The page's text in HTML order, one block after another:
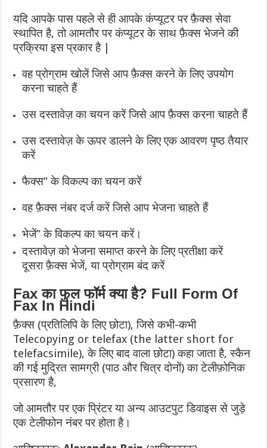
यदि आपके पास पहले से ही आपके कंप्यूटर पर फ़ैक्स सेवा
स्थापित है, तो आमतौर पर कंप्यूटर के साथ फ़ैक्स भेजने की
प्रक्रिया इस प्रकार है |
वह प्रोग्राम खोलें जिसे आप फ़ैक्स करने के लिए उपयोग
करना चाहते हैं
उस दस्तावेज़ का चयन करें जिसे आप फ़ैक्स करना चाहते हैं
उस दस्तावेज़ के ऊपर डालने के लिए एक आवरण पृष्ठ तैयार
करें
फैक्स” के विकल्प का चयन करें
वह फ़ैक्स नंबर दर्ज करें जिसे आप भेजना चाहते हैं
भेजें” के विकल्प का चयन करें।
दस्तावेज़ को भेजना समाप्त करने के लिए प्रतीक्षा करें
दूसरा फ़ैक्स भेजें, या प्रोग्राम बंद करें
Fax का फुल फॉर्म क्या है? Full Form Of
Fax In Hindi
फ़ैक्स (प्रतिलिपि के लिए छोटा), जिसे कभी-कभी
Telecopying or telefax (the latter short for
telefacsimile), के लिए बाद वाला छोटा) कहा जाता है, स्कैन
की गई मुद्रित सामग्री (पाठ और चित्र दोनों) का टेलीफ़ोनिक
प्रसारण है,
जो आमतौर पर एक प्रिंटर या अन्य आउटपुट डिवाइस से जुड़े
एक टेलीफोन नंबर पर होता है।